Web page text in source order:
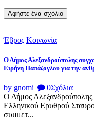
Έβρος Κοινωνία
Ο Δήμος Αλεξανδρούπολης
Ειρήνη Παπάζογλου για την
by gnomi 0Σχόλια
Ο Δήμος Αλεξανδρούπολης
Ελληνικού Ερυθρού
συμμετ...